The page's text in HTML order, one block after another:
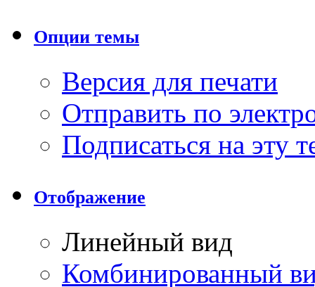
Опции темы
Версия для печати
Отправить по
Подписаться на эту
Отображение
Линейный вид
Комбинированный